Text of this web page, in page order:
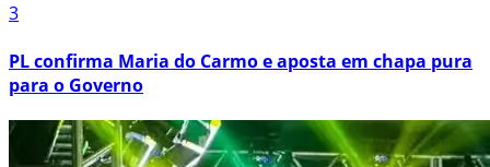
3
PL confirma Maria do Carmo e aposta em chapa pura
para o Governo